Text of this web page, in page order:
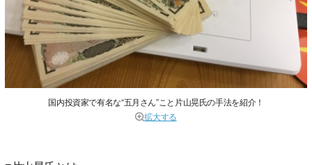
国内投資家で有名な“五月さん”こと片山晃氏の手法を紹介！
拡大する